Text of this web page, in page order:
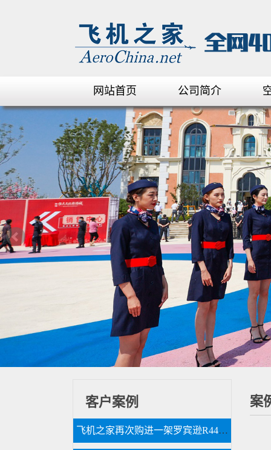
网站首页 公司简介
案
客户案例
飞机之家再次购进一架罗宾逊R44直升机